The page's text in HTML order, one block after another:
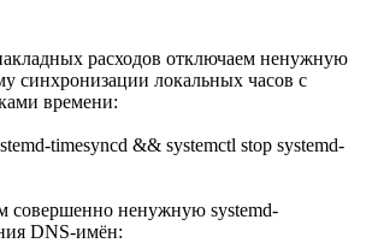
расходов отключаем ненужную
синхронизации локальных часов с
времени:
timesyncd && systemctl stop systemd-
совершенно ненужную systemd-
DNS-имён: